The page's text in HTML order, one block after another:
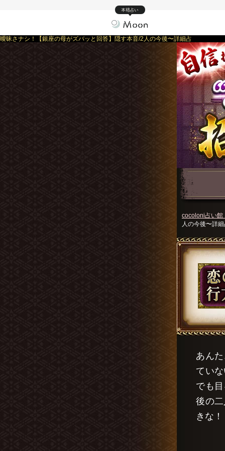
本格占い
曖昧さナシ！【銀座の母がズバッと回答】隠す本音/2人の今後〜詳細占
cocoloni占い館
人の今後〜詳
あん
てい
でも
後の
きな！